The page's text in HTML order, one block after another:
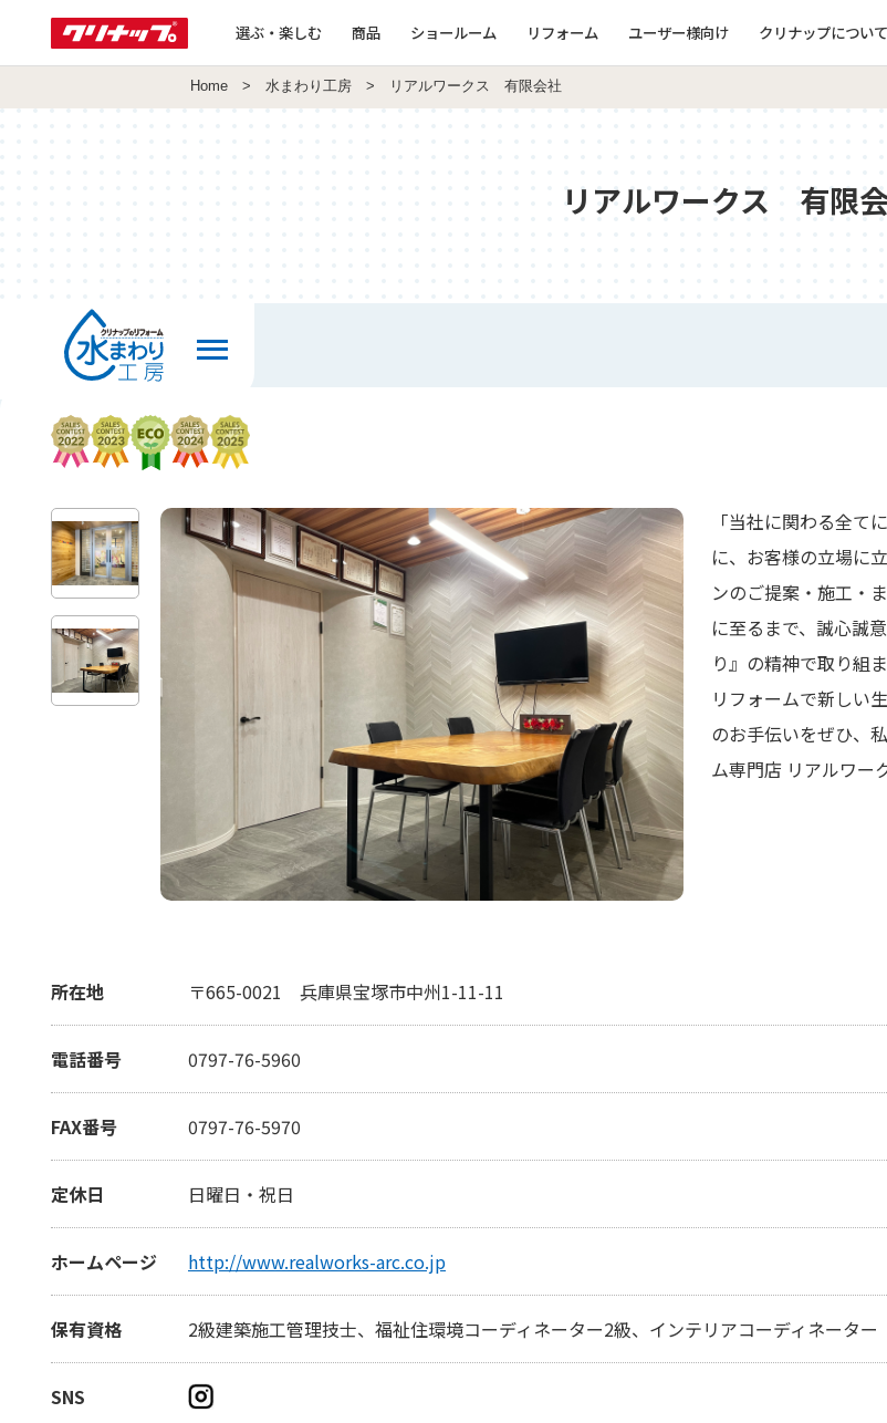
選ぶ・楽しむ 商品 ショールーム リフォーム ユーザー様向け クリナップについて
Home > 水まわり工房 > リアルワークス 有限会社
リアルワークス 有限
「当社に関わる全て
に、お客様の立場に
ンのご提案・施工・
に至るまで、誠心誠
り』の精神で取り組
リフォームで新しい
のお手伝いをぜひ、
ム専門店 リアルワー
所在地 〒665-0021 兵庫県宝塚市中州1-11-11
電話番号 0797-76-5960
FAX番号 0797-76-5970
定休日 日曜日・祝日
ホームページ http://www.realworks-arc.co.jp
保有資格 2級建築施工管理技士、福祉住環境コーディネーター2級、インテリアコーディネーター
SNS